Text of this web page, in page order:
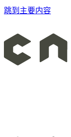
跳到主要内容